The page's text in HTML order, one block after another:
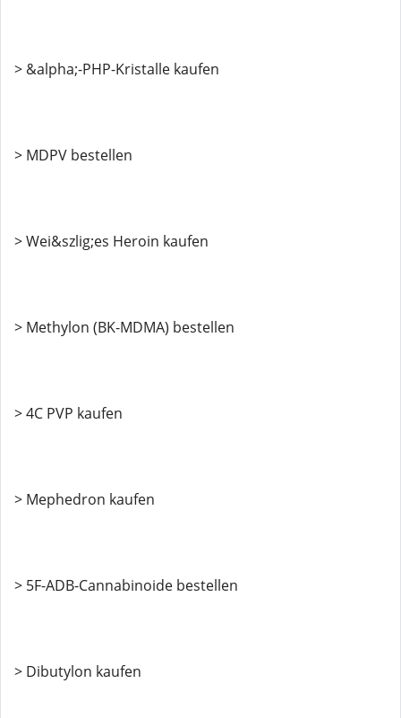
> &alpha;-PHP-Kristalle kaufen
> MDPV bestellen
> Wei&szlig;es Heroin kaufen
> Methylon (BK-MDMA) bestellen
> 4C PVP kaufen
> Mephedron kaufen
> 5F-ADB-Cannabinoide bestellen
> Dibutylon kaufen